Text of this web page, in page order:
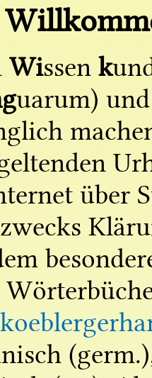
Wissen k
uarum)
über